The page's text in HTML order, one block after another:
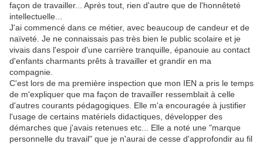
façon de travailler... Après tout, rien d'autre que de l'honnêteté
intellectuelle...
J'ai commencé dans ce métier, avec beaucoup de candeur et de
naïveté. Je ne connaissais pas très bien le public scolaire et je
vivais dans l'espoir d'une carrière tranquille, épanouie au contact
d'enfants charmants prêts à travailler et grandir en ma
compagnie.
C'est lors de ma première inspection que mon IEN a pris le temps
de m'expliquer que ma façon de travailler ressemblait à celle
d'autres courants pédagogiques. Elle m'a encouragée à justifier
l'usage de certains matériels didactiques, développer des
démarches que j'avais retenues etc... Elle a noté une "marque
personnelle du travail" que je n'aurai de cesse d'approfondir au fil